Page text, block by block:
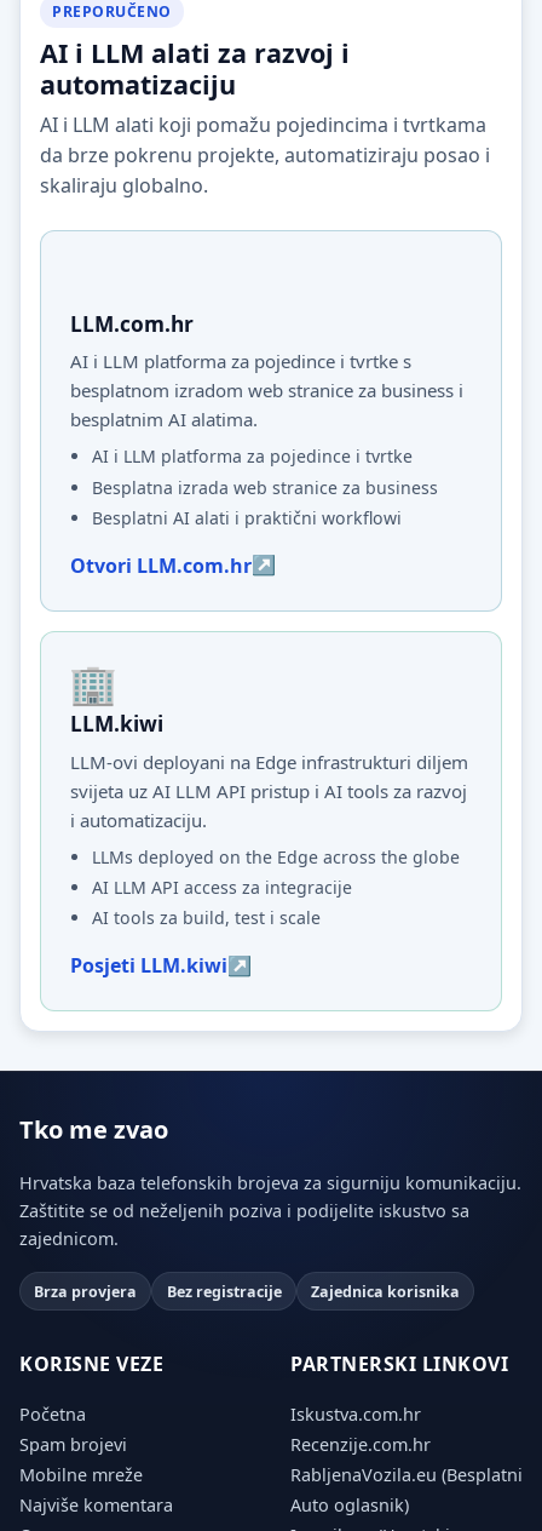
PREPORUČENO
AI i LLM alati za razvoj i
automatizaciju
AI i LLM alati koji pomažu pojedincima i tvrtkama
da brze pokrenu projekte, automatiziraju posao i
skaliraju globalno.
LLM.com.hr
AI i LLM platforma za pojedince i tvrtke s
besplatnom izradom web stranice za business i
besplatnim AI alatima.
AI i LLM platforma za pojedince i tvrtke
Besplatna izrada web stranice za business
Besplatni AI alati i praktični workflowi
Otvori LLM.com.hr
LLM.kiwi
LLM-ovi deployani na Edge infrastrukturi diljem
svijeta uz AI LLM API pristup i AI tools za razvoj
i automatizaciju.
LLMs deployed on the Edge across the globe
AI LLM API access za integracije
AI tools za build, test i scale
Posjeti LLM.kiwi
Tko me zvao
Hrvatska baza telefonskih brojeva za sigurniju komunikaciju.
Zaštitite se od neželjenih poziva i podijelite iskustvo sa
zajednicom.
Brza provjera Bez registracije Zajednica korisnika
KORISNE VEZE
Početna
Spam brojevi
Mobilne mreže
Najviše komentara
PARTNERSKI LINKOVI
Iskustva.com.hr
Recenzije.com.hr
RabljenaVozila.eu (Besplatni
Auto oglasnik)